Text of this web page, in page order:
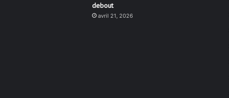
debout
avril 21, 2026